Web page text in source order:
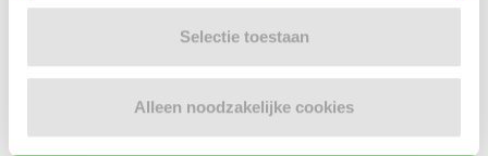
Selectie toestaan
Alleen noodzakelijke cookies
E-mailadres is geverifieerd
Telefoonnummer is geverifieerd